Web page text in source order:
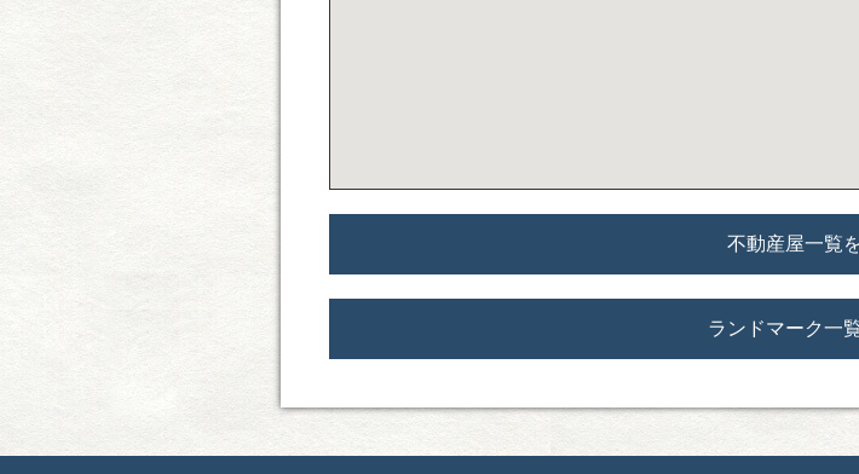
不動産屋一覧
ランドマーク一